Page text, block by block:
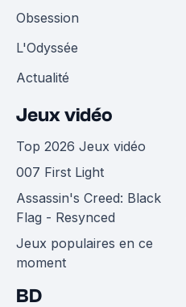
Obsession
L'Odyssée
Actualité
Jeux vidéo
Top 2026 Jeux vidéo
007 First Light
Assassin's Creed: Black
Flag - Resynced
Jeux populaires en ce
moment
BD